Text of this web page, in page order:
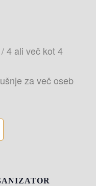
4 ali več kot 4
za več oseb